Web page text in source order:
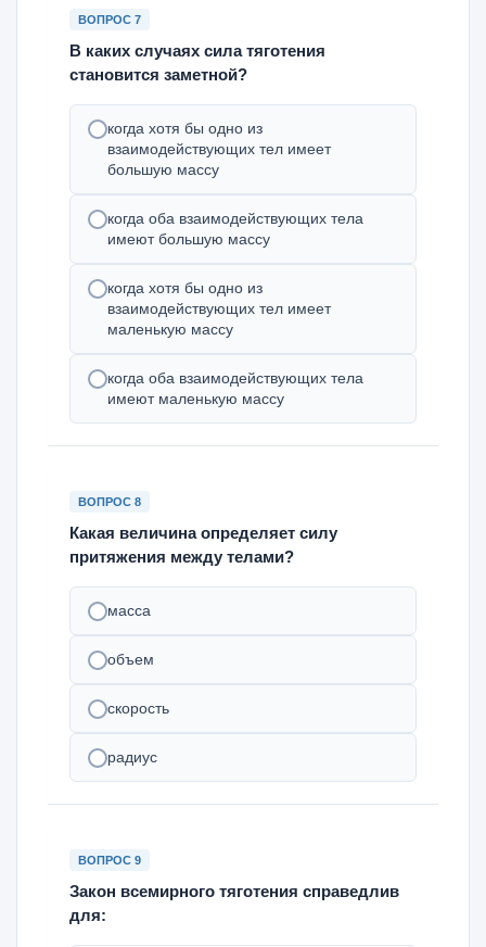
ВОПРОС 7
В каких случаях сила тяготения
становится заметной?
когда хотя бы одно из
взаимодействующих тел имеет
большую массу
когда оба взаимодействующих тела
имеют большую массу
когда хотя бы одно из
взаимодействующих тел имеет
маленькую массу
когда оба взаимодействующих тела
имеют маленькую массу
ВОПРОС 8
Какая величина определяет силу
притяжения между телами?
масса
объем
скорость
радиус
ВОПРОС 9
Закон всемирного тяготения справедлив
для: